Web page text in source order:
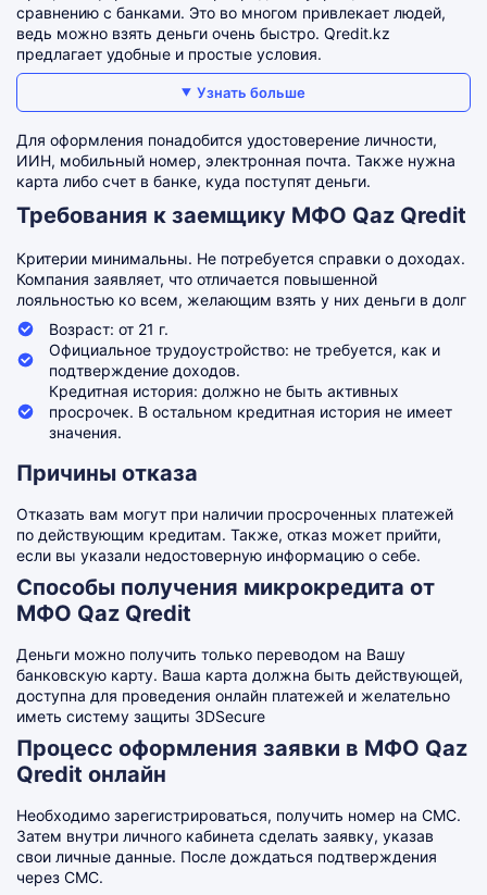
сравнению с банками. Это во многом привлекает людей,
ведь можно взять деньги очень быстро. Qredit.kz
предлагает удобные и простые условия.
Узнать больше
Для оформления понадобится удостоверение личности,
ИИН, мобильный номер, электронная почта. Также нужна
карта либо счет в банке, куда поступят деньги.
Требования к заемщику МФО Qaz Qredit
Критерии минимальны. Не потребуется справки о доходах.
Компания заявляет, что отличается повышенной
лояльностью ко всем, желающим взять у них деньги в долг
Возраст: от 21 г.
Официальное трудоустройство: не требуется, как и
подтверждение доходов.
Кредитная история: должно не быть активных
просрочек. В остальном кредитная история не имеет
значения.
Причины отказа
Отказать вам могут при наличии просроченных платежей
по действующим кредитам. Также, отказ может прийти,
если вы указали недостоверную информацию о себе.
Способы получения микрокредита от
МФО Qaz Qredit
Деньги можно получить только переводом на Вашу
банковскую карту. Ваша карта должна быть действующей,
доступна для проведения онлайн платежей и желательно
иметь систему защиты 3DSecure
Процесс оформления заявки в МФО Qaz
Qredit онлайн
Необходимо зарегистрироваться, получить номер на СМС.
Затем внутри личного кабинета сделать заявку, указав
свои личные данные. После дождаться подтверждения
через СМС.